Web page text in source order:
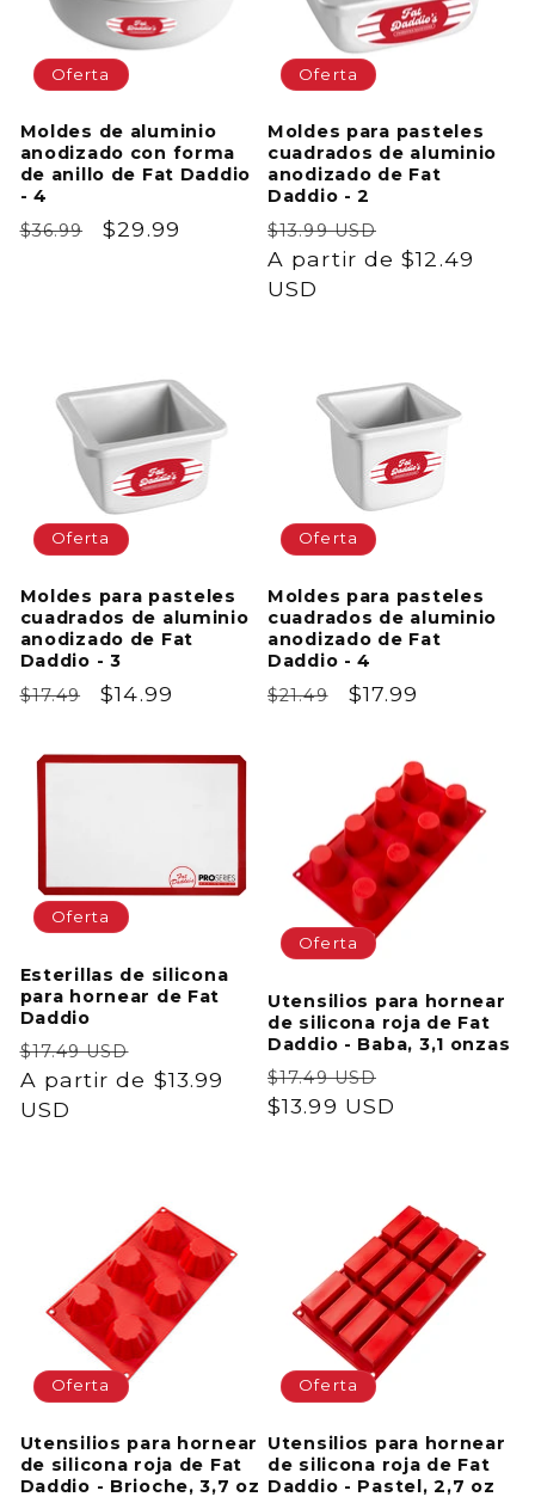
Oferta
Moldes de aluminio
anodizado con forma
de anillo de Fat Daddio
- 4
Precio
$36.99
Precio
$29.99
Oferta
Moldes para pasteles
cuadrados de aluminio
anodizado de Fat
Daddio - 2
Precio
habitual
$13.99 USD
de
A partir de $12.49
USD
Oferta
Moldes para pasteles
cuadrados de aluminio
anodizado de Fat
Daddio - 3
Precio
$17.49
Precio
oferta
$14.99
Oferta
Moldes para pasteles
cuadrados de aluminio
anodizado de Fat
Daddio - 4
Precio
$21.49
Precio
$17.99
Oferta
Esterillas de silicona
para hornear de Fat
Daddio
Precio
habitual
$17.49 USD
de
A partir de $13.99
USD
Oferta
Utensilios para hornear
de silicona roja de Fat
Daddio - Baba, 3,1 onzas
Precio
habitual
$17.49 USD
de
$13.99 USD
Oferta
Utensilios para hornear
de silicona roja de Fat
Daddio - Brioche, 3,7 oz
Oferta
Utensilios para hornear
de silicona roja de Fat
Daddio - Pastel, 2,7 oz